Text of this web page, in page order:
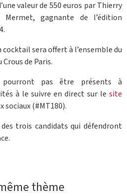
valeur de 550 euros par Thierry
gagnante de l’édition
cocktail sera offert à l’ensemble du
Crous de Paris.
pas être présents à
à le suivre en direct sur le site
sociaux (#MT180).
des trois candidats qui défendront
thème